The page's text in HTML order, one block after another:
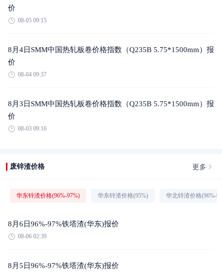
价
08-05 09:15
8月4日SMM中国热轧板卷价格指数（Q235B 5.75*1500mm）报
价
08-04 09:37
8月3日SMM中国热轧板卷价格指数（Q235B 5.75*1500mm）报
价
08-03 09:16
废锌渣价格 更多
华东锌渣价格(96%-97%) 华东锌渣价格(95%) 华北锌渣价格(96%-
8月6日96%-97%铁塔渣(华东)报价
08-06 02:39
8月5日96%-97%铁塔渣(华东)报价